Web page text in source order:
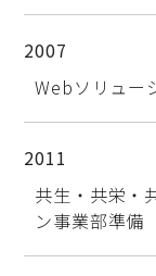
2007
Webソリュー
2011
共生・共栄・
ン事業部準備